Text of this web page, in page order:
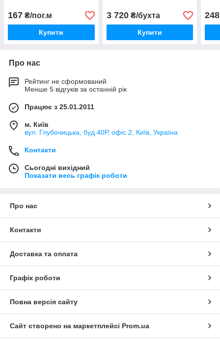
167 ₴/пог.м
Купити
3 720₴/бухта
Купити
248
Про нас
Рейтинг не сформований
Менше 5 відгуків за останній рік
Працює з 25.01.2011
м. Київ
вул. Глубочицька, буд.40Р, офіс 2, Київ, Україна
Контакти
Сьогодні вихідний
Показати весь графік роботи
Про нас
Контакти
Доставка та оплата
Графік роботи
Повна версія сайту
Сайт створено на маркетплейсі Prom.ua